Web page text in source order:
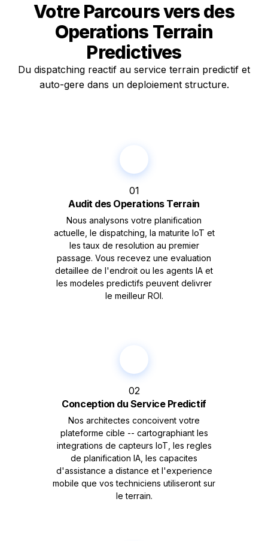
Votre Parcours vers des
Operations Terrain
Predictives
Du dispatching reactif au service terrain predictif et
auto-gere dans un deploiement structure.
01
Audit des Operations Terrain
Nous analysons votre planification
actuelle, le dispatching, la maturite IoT et
les taux de resolution au premier
passage. Vous recevez une evaluation
detaillee de l'endroit ou les agents IA et
les modeles predictifs peuvent delivrer
le meilleur ROI.
02
Conception du Service Predictif
Nos architectes concoivent votre
plateforme cible -- cartographiant les
integrations de capteurs IoT, les regles
de planification IA, les capacites
d'assistance a distance et l'experience
mobile que vos techniciens utiliseront sur
le terrain.